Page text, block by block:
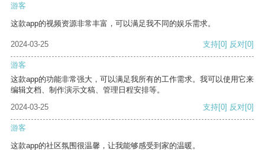
游客
这款app的视频资源非常丰富，可以满足我不同的娱乐需求。
2024-03-25 支持[0] 反对[0]
游客
这款app的功能非常强大，可以满足我所有的工作需求。我可以使用它来
编辑文档、制作演示文稿、管理日程安排等。
2024-03-25
支持[0] 反对[0]
游客
这款app的社区氛围很温馨，让我能够感受到家的温暖。